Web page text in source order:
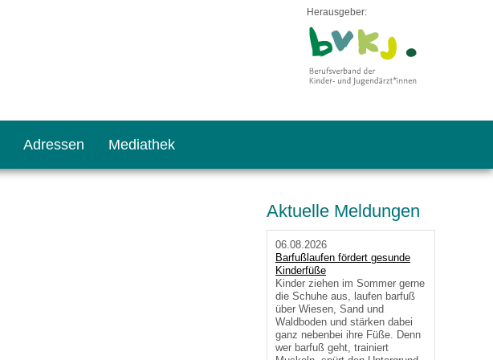
Herausgeber:
Adressen Mediathek
Aktuelle Meldungen
06.08.2026
Barfußlaufen fördert gesunde
Kinderfüße
Kinder ziehen im Sommer gerne
die Schuhe aus, laufen barfuß
über Wiesen, Sand und
Waldboden und stärken dabei
ganz nebenbei ihre Füße. Denn
wer barfuß geht, trainiert